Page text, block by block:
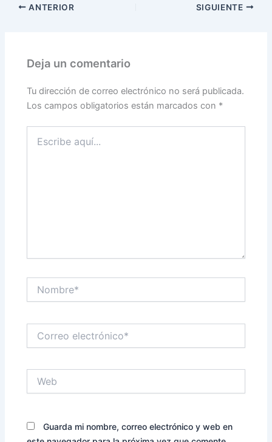
ANTERIOR SIGUIENTE
Deja un comentario
Tu dirección de correo electrónico no será publicada.
Los campos obligatorios están marcados con *
aquí...
electrónico*
Guarda mi nombre, correo electrónico y web en